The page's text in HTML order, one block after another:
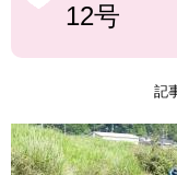
12号
記